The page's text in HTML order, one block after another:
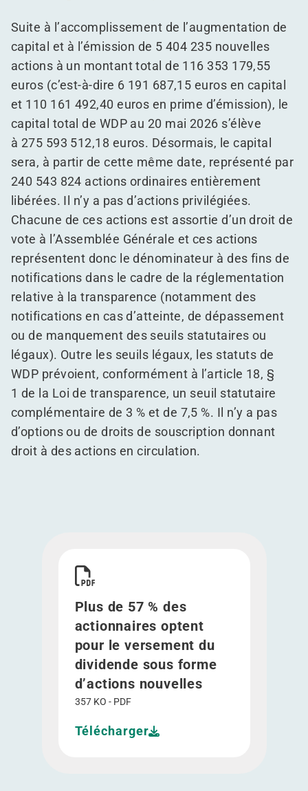
Suite à l’accomplissement de l’augmentation de
capital et à l’émission de 5 404 235 nouvelles
actions à un montant total de 116 353 179,55
euros (c’est-à-dire 6 191 687,15 euros en capital
et 110 161 492,40 euros en prime d’émission), le
capital total de WDP au 20 mai 2026 s’élève
à 275 593 512,18 euros. Désormais, le capital
sera, à partir de cette même date, représenté par
240 543 824 actions ordinaires entièrement
libérées. Il n’y a pas d’actions privilégiées.
Chacune de ces actions est assortie d’un droit de
vote à l’Assemblée Générale et ces actions
représentent donc le dénominateur à des fins de
notifications dans le cadre de la réglementation
relative à la transparence (notamment des
notifications en cas d’atteinte, de dépassement
ou de manquement des seuils statutaires ou
légaux). Outre les seuils légaux, les statuts de
WDP prévoient, conformément à l’article 18, §
1 de la Loi de transparence, un seuil statutaire
complémentaire de 3 % et de 7,5 %. Il n’y a pas
d’options ou de droits de souscription donnant
droit à des actions en circulation.
Plus de 57 % des
actionnaires optent
pour le versement du
dividende sous forme
d’actions nouvelles
357 KO - PDF
Télécharger